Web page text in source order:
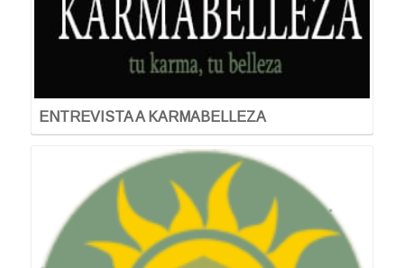
ENTREVISTA A KARMABELLEZA